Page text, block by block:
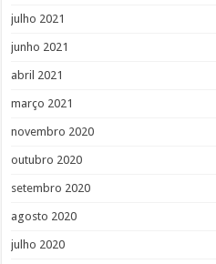
julho 2021
junho 2021
abril 2021
março 2021
novembro 2020
outubro 2020
setembro 2020
agosto 2020
julho 2020